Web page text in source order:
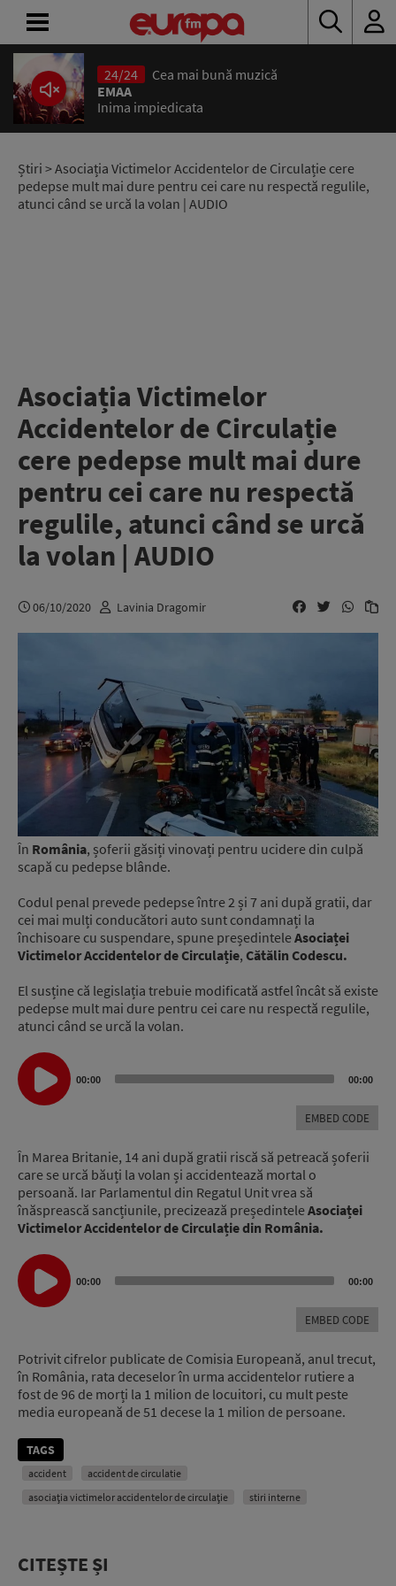
24/24
Cea mai bună muzică
EMAA
Inima impiedicata
Știri > Asociația Victimelor Accidentelor de Circulație cere
pedepse mult mai dure pentru cei care nu respectă regulile,
atunci când se urcă la volan | AUDIO
Asociația Victimelor
Accidentelor de Circulație
cere pedepse mult mai dure
pentru cei care nu respectă
regulile, atunci când se urcă
la volan | AUDIO
06/10/2020 Lavinia Dragomir
În România, șoferii găsiți vinovați pentru ucidere din culpă
scapă cu pedepse blânde.
Codul penal prevede pedepse între 2 și 7 ani după gratii, dar
cei mai mulți conducători auto sunt condamnați la
închisoare cu suspendare, spune președinteleAsociaței
Victimelor Accidentelor de Circulație, Cătălin Codescu.
El susține că legislația trebuie modificată astfel încât să existe
pedepse mult mai dure pentru cei care nu respectă regulile,
atunci când se urcă la volan.
Audio
Player
00:00 00:00
EMBED CODE
În Marea Britanie, 14 ani după gratii riscă să petreacă șoferii
care se urcă băuți la volan și accidentează mortal o
persoană. Iar Parlamentul din Regatul Unit vrea să
înăsprească sancțiunile, precizează președinteleAsociaței
Victimelor Accidentelor de Circulație din România.
Audio
Player
00:00 00:00
EMBED CODE
Potrivit cifrelor publicate de Comisia Europeană, anul trecut,
în România, rata deceselor în urma accidentelor rutiere a
fost de 96 de morți la 1 milion de locuitori, cu mult peste
media europeană de 51 decese la 1 milion de persoane.
TAGS
accident
accident de circulatie
asociația victimelor accidentelor de circulație
stiri interne
CITEȘTE ȘI
ACASĂ
ȘTIRI
RADIO
CONCURSURI